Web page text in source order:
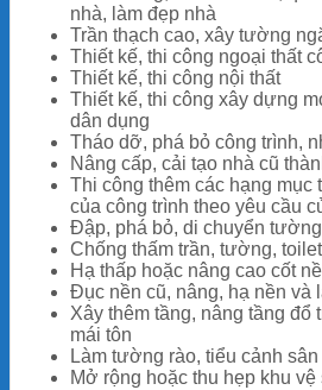
nhà, làm đẹp nhà
Trần thạch cao, xây tường
Thiết kế, thi công ngoại thất
Thiết kế, thi công nội thất
Thiết kế, thi công xây dựng
dân dụng
Tháo dỡ, phá bỏ công trình,
Nâng cấp, cải tạo nhà cũ
Thi công thêm các hạng mục
của công trình theo yêu cầu
Đập, phá bỏ, di chuyển
Chống thấm trần, tường,
Hạ thấp hoặc nâng cao cốt
Đục nền cũ, nâng, hạ nền và
Xây thêm tầng, nâng tầng đổ
mái tôn
Làm tường rào, tiểu cảnh
Mở rộng hoặc thu hẹp khu